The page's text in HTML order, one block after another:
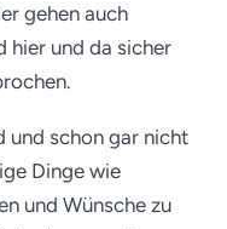
gehen auch
hier und da sicher
und schon gar nicht
Dinge wie
und Wünsche zu